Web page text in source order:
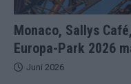
Monaco, Sallys
Europa-Park 2026
Juni 2026